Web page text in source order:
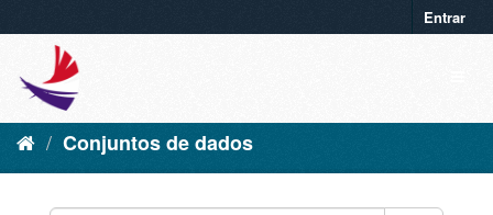
Entrar
Conjuntos de dados